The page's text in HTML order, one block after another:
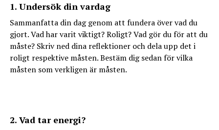
1. Undersök din vardag
Sammanfatta din dag genom att fundera över vad du
gjort. Vad har varit viktigt? Roligt? Vad gör du för att du
måste? Skriv ned dina reflektioner och dela upp det i
roligt respektive måsten. Bestäm dig sedan för vilka
måsten som verkligen är måsten.
2. Vad tar energi?